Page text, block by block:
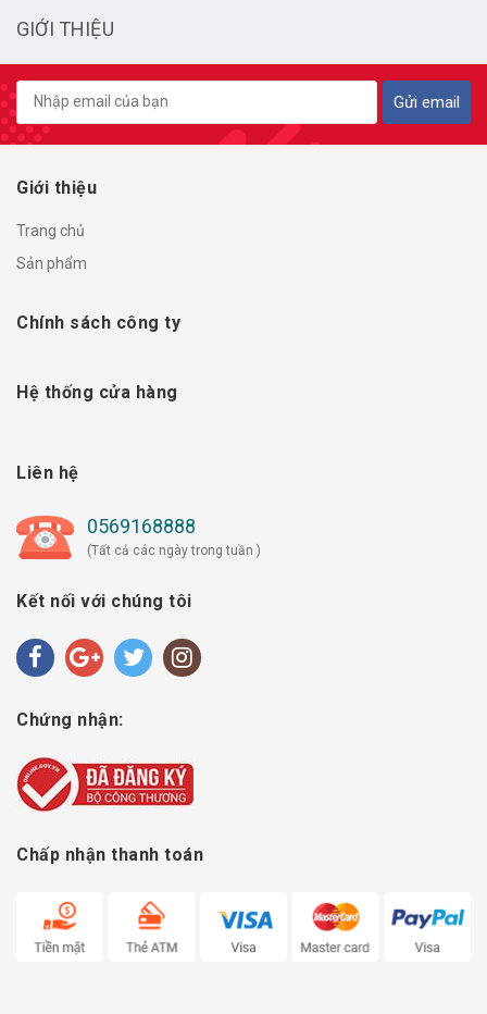
GIỚI THIỆU
Gửi email
Giới thiệu
Trang chủ
Sản phẩm
Chính sách công ty
Hệ thống cửa hàng
Liên hệ
0569168888
(Tất cả các ngày trong tuần )
Kết nối với chúng tôi
Chứng nhận:
Chấp nhận thanh toán